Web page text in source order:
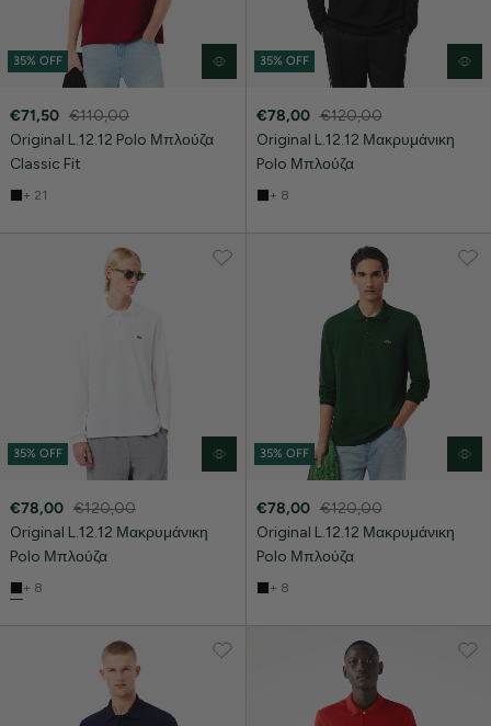
35% OFF
€71,50 €110,00
Original L.12.12 Polo Μπλούζα
Classic Fit
+ 21
35% OFF
€78,00 €120,00
Original L.12.12 Μακρυμάνικη
Polo Μπλούζα
+ 8
35% OFF
€78,00 €120,00
Original L.12.12 Μακρυμάνικη
Polo Μπλούζα
+ 8
35% OFF
€78,00 €120,00
Original L.12.12 Μακρυμάνικη
Polo Μπλούζα
+ 8